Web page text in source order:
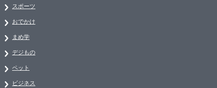
スポーツ
おでかけ
まめ学
デジもの
ペット
ビジネス